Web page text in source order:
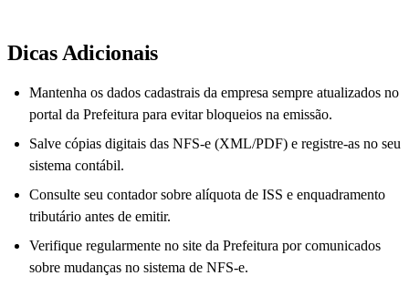
Dicas Adicionais
Mantenha os dados cadastrais da empresa sempre atualizados no
portal da Prefeitura para evitar bloqueios na emissão.
Salve cópias digitais das NFS-e (XML/PDF) e registre-as no seu
sistema contábil.
Consulte seu contador sobre alíquota de ISS e enquadramento
tributário antes de emitir.
Verifique regularmente no site da Prefeitura por comunicados
sobre mudanças no sistema de NFS-e.